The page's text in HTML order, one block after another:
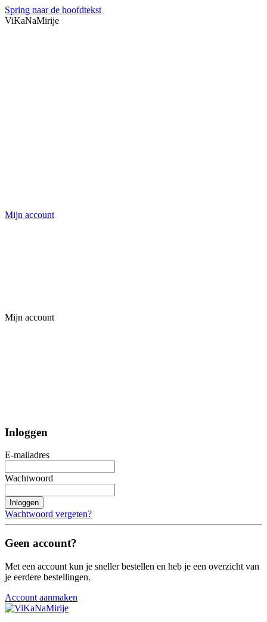
Spring naar de hoofdtekst
ViKaNaMirije
Mijn account
Mijn account
Inloggen
E-mailadres
Wachtwoord
Inloggen
Wachtwoord vergeten?
Geen account?
Met een account kun je sneller bestellen en heb je een overzicht van
je eerdere bestellingen.
Account aanmaken